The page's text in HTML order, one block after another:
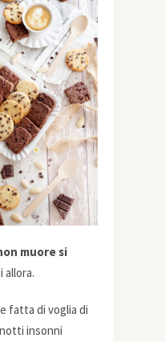
muore si
allora.
fatta di voglia di
insonni